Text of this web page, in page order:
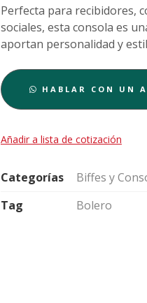
Perfecta para recibidores,
sociales, esta consola es
aportan personalidad y
HABLAR CON UN
Añadir a lista de cotización
Categorías Biffes y
Tag
Bolero